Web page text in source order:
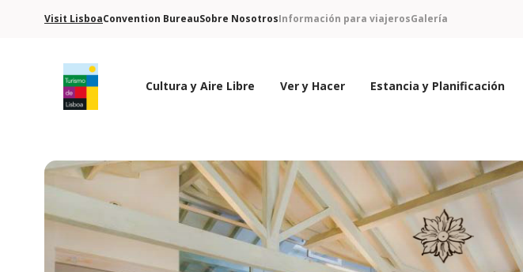
Visit LisboaConvention BureauSobre NosotrosInformación para viajerosGalería
Cultura y Aire Libre Ver y Hacer Estancia y Planificación